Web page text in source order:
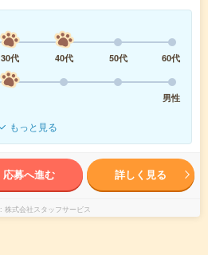
30代 40代 50代
60代
男性
もっと見る
応募へ進む 詳しく見る
株式会社スタッフサービス